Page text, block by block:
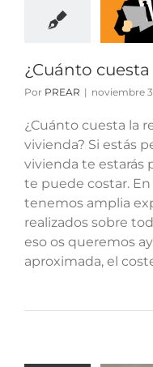
¿Cuánto
Por PREAR | noviembre
¿Cuánto cuesta la
vivienda? Si estás
vivienda te
te puede costar.
tenemos amplia
realizados sobre
eso os queremos
aproximada, el